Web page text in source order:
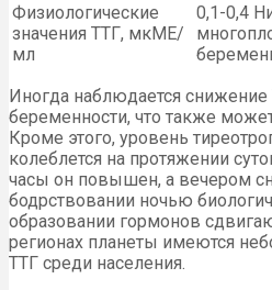
Физиологические
значения ТТГ, мкМЕ/
мл
0,1-0,4
Иногда наблюдается
беременности, что также
Кроме этого, уровень
колеблется на протяжении
часы он повышен, а вечером
бодрствовании ночью
образовании гормонов
регионах планеты имеются
ТТГ среди населения.